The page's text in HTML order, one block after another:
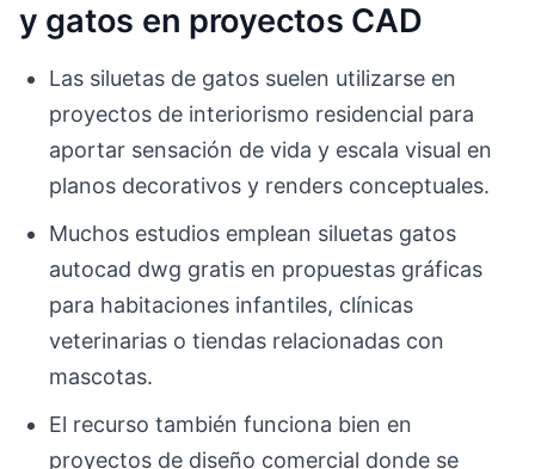
y gatos en proyectos CAD
Las siluetas de gatos suelen utilizarse en
proyectos de interiorismo residencial para
aportar sensación de vida y escala visual en
planos decorativos y renders conceptuales.
Muchos estudios emplean siluetas gatos
autocad dwg gratis en propuestas gráficas
para habitaciones infantiles, clínicas
veterinarias o tiendas relacionadas con
mascotas.
El recurso también funciona bien en
proyectos de diseño comercial donde se